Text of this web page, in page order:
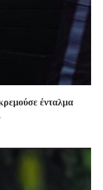
ένταλμα